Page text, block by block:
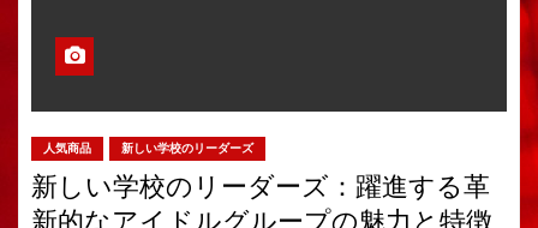
人気商品 新しい学校のリーダーズ
新しい学校のリーダーズ：躍進する革
新的なアイドルグループの魅力と特徴